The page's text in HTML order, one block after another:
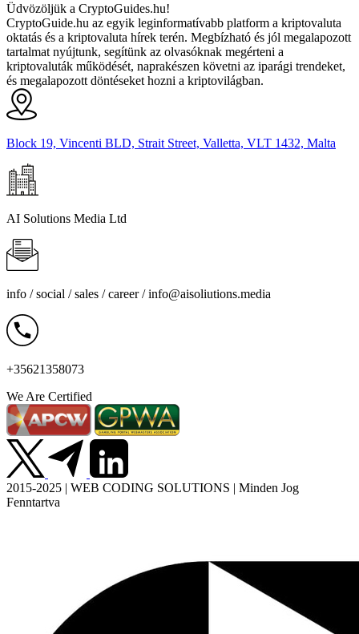
Üdvözöljük a CryptoGuides.hu!
CryptoGuide.hu az egyik leginformatívabb platform a kriptovaluta
oktatás és a kriptovaluta hírek terén. Megbízható és jól megalapozott
tartalmat nyújtunk, segítünk az olvasóknak megérteni a
kriptovaluták működését, naprakészen követni az iparági trendeket,
és megalapozott döntéseket hozni a kriptovilágban.
Block 19, Vincenti BLD, Strait Street, Valletta, VLT 1432, Malta
AI Solutions Media Ltd
info / social / sales / career /info@aisoliutions.media
+35621358073
We Are Certified
2015-2025 | WEB CODING SOLUTIONS | Minden Jog
Fenntartva